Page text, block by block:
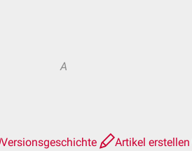
A
Versionsgeschichte Artikel erstellen